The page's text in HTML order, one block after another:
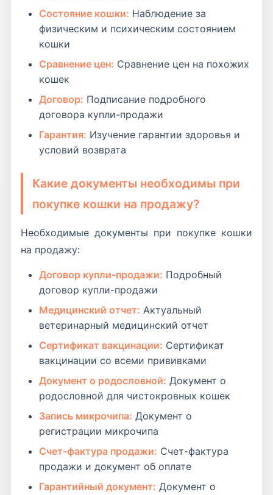
Состояние кошки: Наблюдение за
физическим и психическим состоянием
кошки
Сравнение цен: Сравнение цен на похожих
кошек
Договор: Подписание подробного
договора купли-продажи
Гарантия: Изучение гарантии здоровья и
условий возврата
Какие документы необходимы при
покупке кошки на продажу?
Необходимые документы при покупке кошки
на продажу:
Договор купли-продажи: Подробный
договор купли-продажи
Медицинский отчет: Актуальный
ветеринарный медицинский отчет
Сертификат вакцинации: Сертификат
вакцинации со всеми прививками
Документ о родословной: Документ о
родословной для чистокровных кошек
Запись микрочипа: Документ о
регистрации микрочипа
Счет-фактура продажи: Счет-фактура
продажи и документ об оплате
Гарантийный документ: Документ о